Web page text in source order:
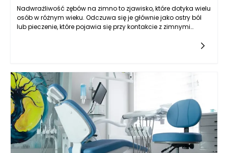
Nadwrażliwość zębów na zimno to zjawisko, które dotyka wielu
osób w różnym wieku. Odczuwa się je głównie jako ostry ból
lub pieczenie, które pojawia się przy kontakcie z zimnymi
stomatologicznych. Wiele osób, które doświadczają tego
rodzaju dyskomfortu, nie zdaje sobie sprawy z tego, że może to
być sygnał, który powinien ich skłonić do wizyty u dentysty.
Przede wszystkim, nadwrażliwość zębów na zimno może być
oznaką erozji szkliwa, co wiąże się z utratą ochronnej powłoki
zęba, co z kolei może prowadzić do dalszych uszkodzeń i
problemów z zębami.